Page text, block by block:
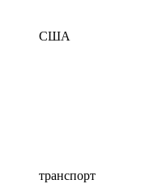
США
транспорт